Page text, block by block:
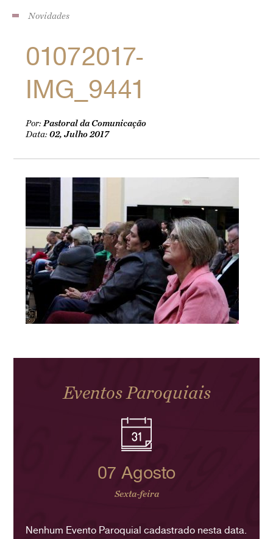
Novidades
01072017-
IMG_9441
Por:Pastoral da Comunicação
Data:02, Julho 2017
Eventos Paroquiais
07 Agosto
Sexta-feira
Nenhum Evento Paroquial cadastrado nesta data.